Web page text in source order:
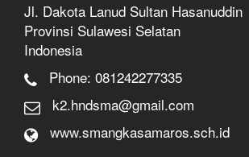
Jl. Dakota Lanud Sultan Hasanuddin
Provinsi Sulawesi Selatan
Indonesia
Phone: 081242277335
k2.hndsma@gmail.com
www.smangkasamaros.sch.id